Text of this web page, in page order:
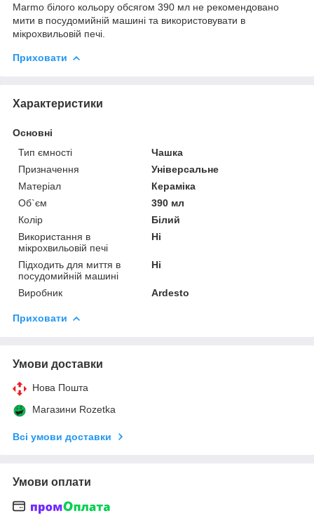
Marmo білого кольору обсягом 390 мл не рекомендовано
мити в посудомийній машині та використовувати в
мікрохвильовій печі.
Приховати
Характеристики
Основні
Тип ємності
Чашка
Призначення
Універсальне
Матеріал
Кераміка
Об`єм
390 мл
Колір
Білий
Використання в
мікрохвильовій печі
Ні
Підходить для миття в
посудомийній машині
Ні
Виробник Ardesto
Приховати
Умови доставки
Нова Пошта
Магазини Rozetka
Всі умови доставки
Умови оплати